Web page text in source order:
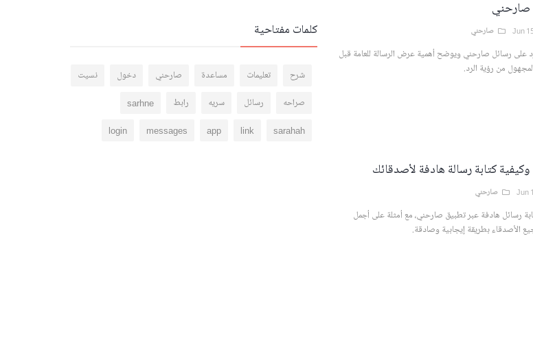
كلمات مفتاحية
شرح تعليمات مساعدة صارحني دخول نسيت
صراحه رسائل سريه رابط sarhne
sarahah
link
app
messages
login
صارحني
صارحني
على رسائل صارحني ويوضح أهمية عرض الرسالة للعامة قبل
من رؤية الرد.
كتابة رسالة هادفة لأصدقائك
صارحني
رسائل هادفة عبر تطبيق صارحني، مع أمثلة على أجمل
الأصدقاء بطريقة إيجابية وصادقة.